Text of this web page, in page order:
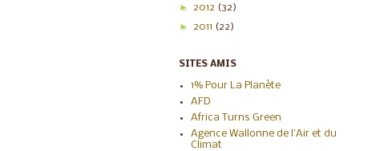
► 2012 (32)
► 2011 (22)
SITES AMIS
1% Pour La Planète
AFD
Africa Turns Green
Agence Wallonne de l'Air et du
Climat